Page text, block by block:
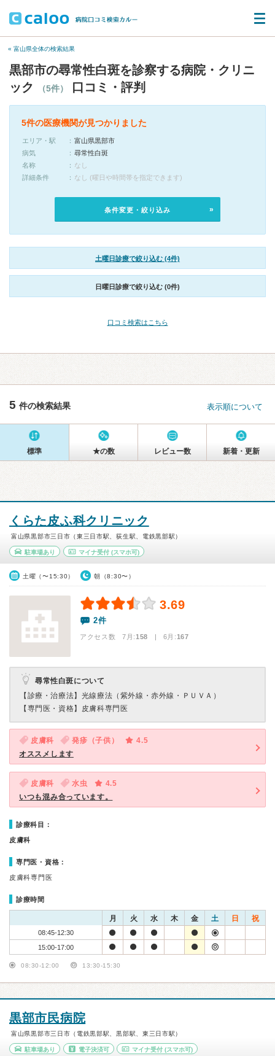
« 富山県全体の検索結果
黒部市の尋常性白斑を診察する病院・クリニ
ック
（5件） 口コミ・評判
5件の医療機関が見つかりました
エリア・駅
富山県黒部市
病気
尋常性白斑
名称
なし
詳細条件
なし (曜日や時間帯を指定できます)
条件変更・絞り込み
土曜日診療で絞り込む (4件)
日曜日診療で絞り込む (0件)
口コミ検索はこちら
5 件の検索結果 表示順について
標準 ★の数 レビュー数 新着・更新
くらた皮ふ科クリニック
富山県黒部市三日市（東三日市駅、荻生駅、電鉄黒部駅）
駐車場あり マイナ受付(スマホ可)
土曜（〜15:30） 朝（8:30〜）
3.69
2件
アクセス数 7月:158 | 6月:167
尋常性白斑について
【診療・治療法】 光線療法（紫外線・赤外線・ＰＵＶＡ）
【専門医・資格】 皮膚科専門医
皮膚科 発疹（子供）
4.5
オススメします
皮膚科 水虫
4.5
いつも混み合っています。
診療科目：
皮膚科
専門医・資格：
皮膚科専門医
診療時間
月 火 水 木 金 土 日 祝
08:45-12:30
15:00-17:00
08:30-12:00 13:30-15:30
黒部市民病院
富山県黒部市三日市（電鉄黒部駅、黒部駅、東三日市駅）
駐車場あり 電子決済可 マイナ受付 (スマホ可)